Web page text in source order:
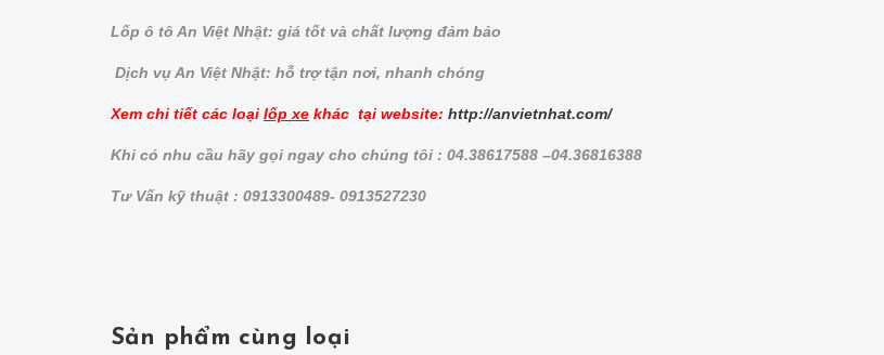
Lốp ô tô An Việt Nhật: giá tốt và chất lượng đảm bảo
Dịch vụ An Việt Nhật: hỗ trợ tận nơi, nhanh chóng
Xem chi tiết các loại lốp xe khác tại website: http://anvietnhat.com/
Khi có nhu cầu hãy gọi ngay cho chúng tôi : 04.38617588 –04.36816388
Tư Vấn kỹ thuật : 0913300489- 0913527230
Sản phẩm cùng loại